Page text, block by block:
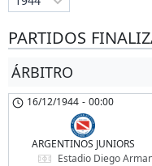
PARTIDOS
ÁRBITRO
16/12/1944 - 00:00
ARGENTINOS JUNIORS
Estadio Diego